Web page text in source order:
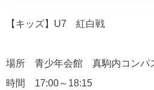
【キッズ】U7 紅白戦
場所 青少年会館 真駒内コンパ
時間 17:00～18:15